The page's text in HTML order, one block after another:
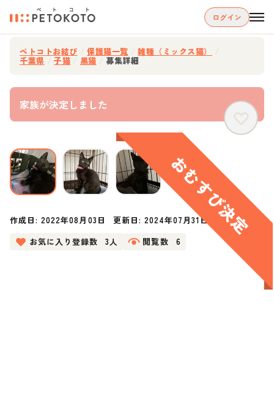
ログイン
ペトコトお結び 保護猫一覧 雑種（ミックス猫）
千葉県 子猫 黒猫 募集詳細
家族が決定しました
作成日:2022年08月03日 更新日: 2024年07月31日
お気に入り登録数
3人 閲覧数 6